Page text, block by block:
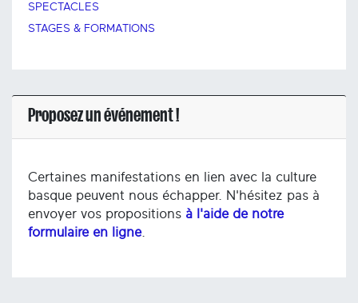
SPECTACLES
STAGES & FORMATIONS
Proposez un événement !
Certaines manifestations en lien avec la culture
basque peuvent nous échapper. N'hésitez pas à
envoyer vos propositions à l'aide de notre
formulaire en ligne.